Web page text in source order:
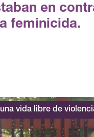
en
feminicida.
vida libre de